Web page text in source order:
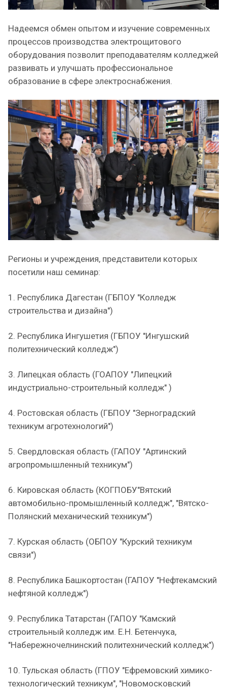
Надеемся обмен опытом и изучение современных
процессов производства электрощитового
оборудования позволит преподавателям колледжей
развивать и улучшать профессиональное
образование в сфере электроснабжения.
Регионы и учреждения, представители которых
посетили наш семинар:
1. Республика Дагестан (ГБПОУ "Колледж
строительства и дизайна")
2. Республика Ингушетия (ГБПОУ "Ингушский
политехнический колледж")
3. Липецкая область (ГОАПОУ "Липецкий
индустриально-строительный колледж" )
4. Ростовская область (ГБПОУ "Зерноградский
техникум агротехнологий")
5. Свердловская область (ГАПОУ "Артинский
агропромышленный техникум")
6. Кировская область (КОГПОБУ"Вятский
автомобильно-промышленный колледж", "Вятско-
Полянский механический техникум")
7. Курская область (ОБПОУ "Курский техникум
связи")
8. Республика Башкортостан (ГАПОУ "Нефтекамский
нефтяной колледж")
9. Республика Татарстан (ГАПОУ "Камский
строительный колледж им. Е.Н. Бетенчука,
"Набережночелнинский политехнический колледж")
10. Тульская область (ГПОУ "Ефремовский химико-
технологический техникум", "Новомосковский